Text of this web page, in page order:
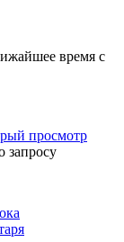
время с
просмотр
запросу